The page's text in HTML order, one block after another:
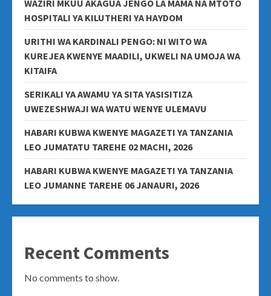
WAZIRI MKUU AKAGUA JENGO LA MAMA NA MTOTO
HOSPITALI YA KILUTHERI YA HAYDOM
URITHI WA KARDINALI PENGO: NI WITO WA
KUREJEA KWENYE MAADILI, UKWELI NA UMOJA WA
KITAIFA
SERIKALI YA AWAMU YA SITA YASISITIZA
UWEZESHWAJI WA WATU WENYE ULEMAVU
HABARI KUBWA KWENYE MAGAZETI YA TANZANIA
LEO JUMATATU TAREHE 02 MACHI, 2026
HABARI KUBWA KWENYE MAGAZETI YA TANZANIA
LEO JUMANNE TAREHE 06 JANAURI, 2026
Recent Comments
No comments to show.